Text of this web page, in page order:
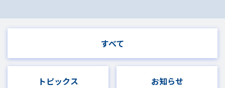
すべて
トピックス お知らせ